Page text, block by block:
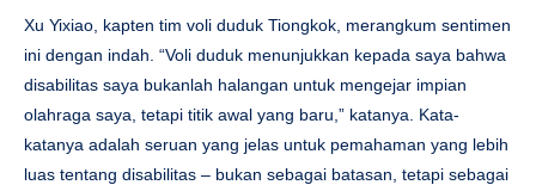
Xu Yixiao, kapten tim voli duduk Tiongkok, merangkum sentimen
ini dengan indah. “Voli duduk menunjukkan kepada saya bahwa
disabilitas saya bukanlah halangan untuk mengejar impian
olahraga saya, tetapi titik awal yang baru,” katanya. Kata-
katanya adalah seruan yang jelas untuk pemahaman yang lebih
luas tentang disabilitas – bukan sebagai batasan, tetapi sebagai